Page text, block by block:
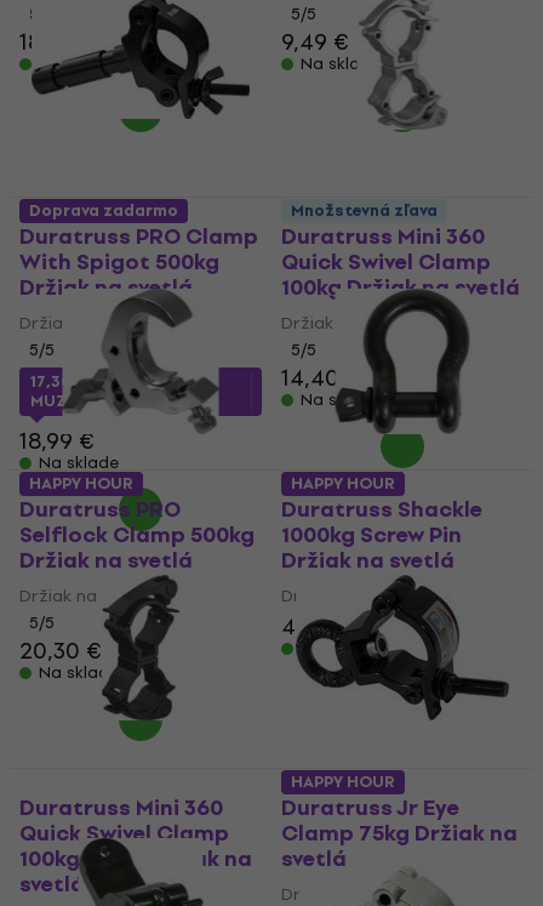
5
18,40 €19,10 €
Na sklade
5/5
9,49 €
Na sklade
Duratruss PRO Clamp
With Spigot 500kg
Držiak na svetlá
Držiak na svetlá
5/5
17,30 €s kódom
MUZMUZ-5
18,99 €
Na sklade
Duratruss Mini 360
Quick Swivel Clamp
100kg Držiak na svetlá
Držiak na svetlá
5/5
14,40 €
Na sklade
Doprava zadarmo
Duratruss PRO
Selflock Clamp 500kg
Držiak na svetlá
Držiak na svetlá
5/5
20,30 €
Na sklade
Množstevná zľava
Duratruss Shackle
1000kg Screw Pin
Držiak na svetlá
Držiak na svetlá
4,89 €
Na sklade
HAPPY HOUR
Duratruss Mini 360
Quick Swivel Clamp
100kg Black Držiak na
svetlá
HAPPY HOUR
Duratruss Jr Eye
Clamp 75kg Držiak na
svetlá
Držiak na svetlá
HAPPY HOUR